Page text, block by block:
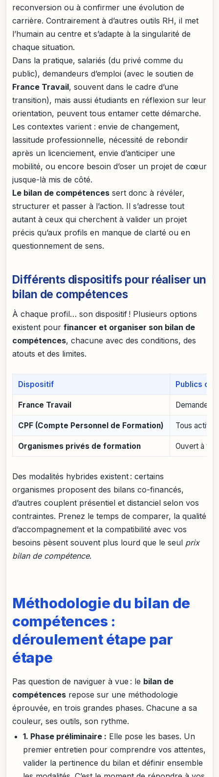
reconversion ou à confirmer une évolution de
carrière. Contrairement à d’autres outils RH, il met
l’humain au centre et s’adapte à la singularité de
chaque situation.
Dans la pratique, salariés (du privé comme du
public), demandeurs d’emploi (avec le soutien de
France Travail, souvent dans le cadre d’une
transition), mais aussi étudiants en réflexion sur leur
orientation, peuvent tous entamer cette démarche.
Les contextes varient : envie de changement,
lassitude professionnelle, nécessité de rebondir
après un licenciement, envie d’anticiper une
mobilité, ou encore besoin d’oser un projet de cœur
jusque-là mis de côté.
Le bilan de compétences sert donc à révéler,
structurer et passer à l’action. Il s’adresse tout
autant à ceux qui cherchent à valider un projet
précis qu’aux profils en manque de clarté ou en
questionnement de sens.
Différents dispositifs pour réaliser un
bilan de compétences
À chaque profil… son dispositif ! Plusieurs options
existent pour financer et organiser son bilan de
compétences, chacune avec des conditions, des
atouts et des limites.
Dispositif Publics
France Travail
CPF (Compte Personnel de Formation) Tous actifs
Organismes privés de formation Ouvert à
Des modalités hybrides existent : certains
organismes proposent des bilans co-financés,
d’autres couplent présentiel et distanciel selon vos
contraintes. Prenez le temps de comparer, la qualité
d’accompagnement et la compatibilité avec vos
besoins pèsent souvent plus lourd que le seul prix
bilan de compétence.
Méthodologie du bilan de
compétences :
déroulement étape par
étape
Pas question de naviguer à vue : le bilan de
compétences repose sur une méthodologie
éprouvée, en trois grandes phases. Chacune a sa
couleur, ses outils, son rythme.
1. Phase préliminaire : Elle pose les bases. Un
premier entretien pour comprendre vos attentes,
valider la pertinence du bilan et définir ensemble